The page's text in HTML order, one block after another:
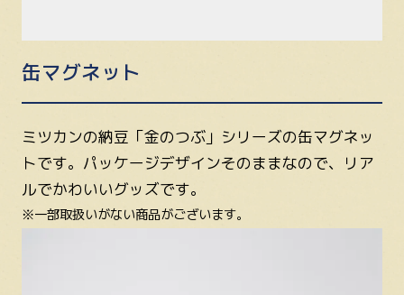
缶マグネット
ミツカンの納豆「金のつぶ」シリーズの缶マグネッ
トです。パッケージデザインそのままなので、リア
ルでかわいいグッズです。
※一部取扱いがない商品がございます。